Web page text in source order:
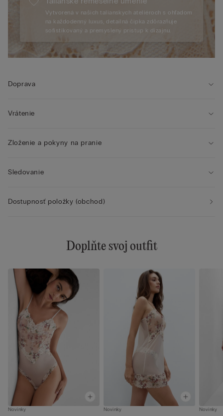
Vytvorená v našich talianskych ateliéroch s ohľadom
na každodenný luxus, detailná čipka zdôrazňuje
sofistikovaný a premyslený prístup k dizajnu.
Doprava
Vrátenie
Zloženie a pokyny na pranie
Sledovanie
Dostupnosť položky (obchod)
Doplňte svoj outfit
Novinky Novinky Novinky